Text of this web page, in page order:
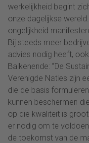
werkelijkheid begint
onze dagelijkse
ongelijkheid
Bij steeds meer
advies nodig heeft,
Balkenende: “De
Verenigde Naties zijn
die de basis
kunnen beschermen
op die kwaliteit is
er nodig om te
de toekomst van de